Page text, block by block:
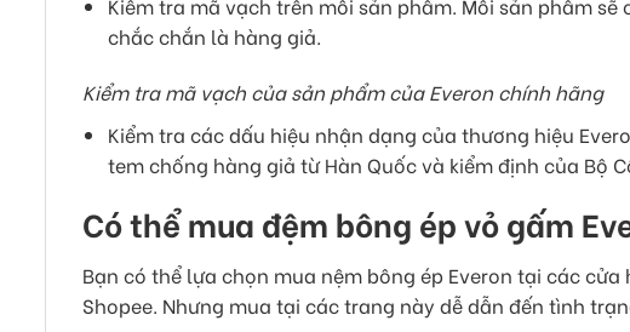
chắc chắn là hàng giả.
Kiểm tra mã vạch của sản phẩm của Everon chính hãng
Kiểm tra các dấu hiệu nhận dạng của thương hiệu
tem chống hàng giả từ Hàn Quốc và kiểm định của Bộ
Có thể mua đệm bông ép vỏ gấm
Bạn có thể lựa chọn mua nệm bông ép Everon tại các
Shopee. Nhưng mua tại các trang này dễ dẫn đến tình